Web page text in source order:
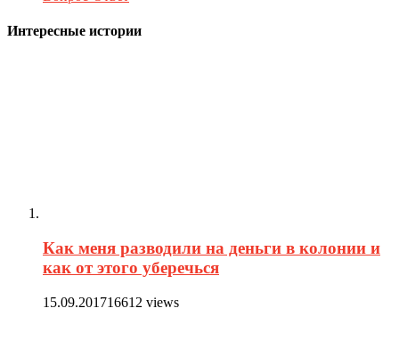
Интересные истории
Как меня разводили на деньги в колонии и
как от этого уберечься
15.09.201716612 views